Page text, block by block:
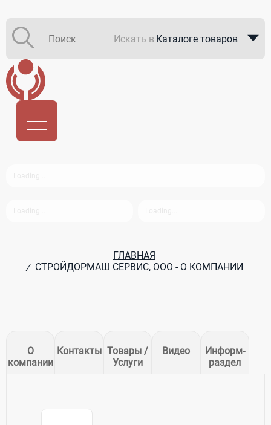
Искать в Каталоге товаров
ГЛАВНАЯ
/ СТРОЙДОРМАШ СЕРВИС, ООО - О КОМПАНИИ
О
компании
Контакты Товары /
Услуги
Видео
Информ-
раздел